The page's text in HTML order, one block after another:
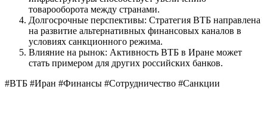
товарооборота между странами.
Долгосрочные перспективы: Стратегия ВТБ направлена
на развитие альтернативных финансовых каналов в
условиях санкционного режима.
Влияние на рынок: Активность ВТБ в Иране может
стать примером для других российских банков.
#ВТБ #Иран #Финансы #Сотрудничество #Санкции